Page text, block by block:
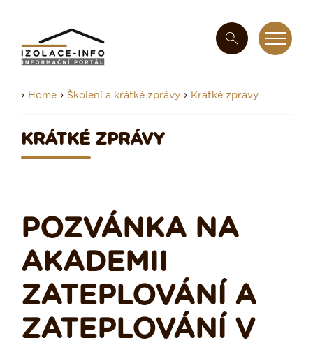
› Home › Školení a krátké zprávy › Krátké zprávy
KRÁTKÉ ZPRÁVY
POZVÁNKA NA
AKADEMII
ZATEPLOVÁNÍ A
ZATEPLOVÁNÍ V